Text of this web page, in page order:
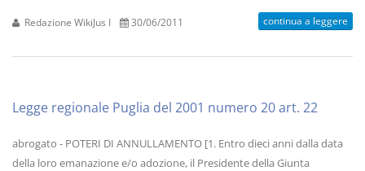
Redazione WikiJus I 30/06/2011 continua a leggere
Legge regionale Puglia del 2001 numero 20 art. 22
abrogato - POTERI DI ANNULLAMENTO [1. Entro dieci anni dalla data
della loro emanazione e/o adozione, il Presidente della Giunta